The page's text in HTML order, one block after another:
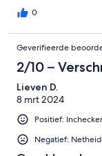
een mooi idyllisch
0
Geverifieerde
2/10 –
Lieven D.
8 mrt 2024
Positief:
Negatief: